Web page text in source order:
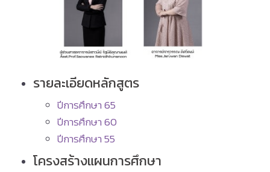
รายละเอียดหลักสูตร
ปีการศึกษา 65
ปีการศึกษา 60
ปีการศึกษา 55
โครงสร้างแผนการศึกษา